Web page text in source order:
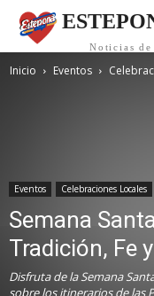
Noticias de
Inicio Eventos
Eventos Celebraciones Locales
Semana
Tradición, Fe
Disfruta de la Semana
sobre los itinerarios de las